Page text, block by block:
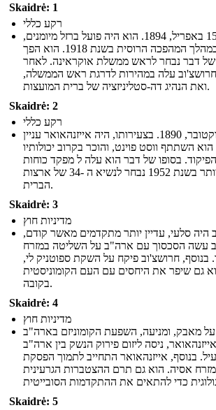
Skaidrė: 1
רקע כללי
ניקיטה חרושצ'וב נולד ב -15 באפריל, 1894. הוא היה פועל ברזל מיומנים,
והצטרף לשורות הבולשביקים במהלך המהפכה הרוסית בשנת 1918. הוא הפך
של דבר נבחר לראש ממשלת אוקראינה. לאחר
של סטאלין בשנת 1953, חרושצ'וב עלה במהירות לדרגת ראש הממשלה,
ואת הנהיג דה-סטליניזציה של ברית המועצות.
Skaidrė: 2
רקע כללי
דווייט אייזנהאואר נולד 14 באוקטובר, 1890. בצעירותו, היה אייזנהאואר עניין
השתתף ווסט פוינט, והוכר בקרוב יכולותיו
הפיקוד. בסופו של דבר הוא עלה ל מפקד כוחות
בעלות הברית, ומאוחר יותר בשנת 1952 נבחר לנשיא ה -34 של ארצות
הברית.
Skaidrė: 3
מדיניות חוץ
היה סלעי, עדיין יותר מתקדמים מאשר קודם,
עשה הסכסוך עם ארה"ב על השליטה במזרח
בנוסף, חרושצ'וב פיקח על השקת ספוטניק לי,
גם שיפר את היחסים עם העם הקומוניסטית
בקובה.
Skaidrė: 4
מדיניות חוץ
על מאבק, ומניעה, השפעת הקומוניזם בארה"ב
ניסה ליזום פירוק הנשק בין ארה"ב
בנוסף, אייזנהאואר התחייב לתמוך הפסקת
מזרח אסיה. הוא גם תרם ההצטברות הגרעינית
Skaidrė: 5